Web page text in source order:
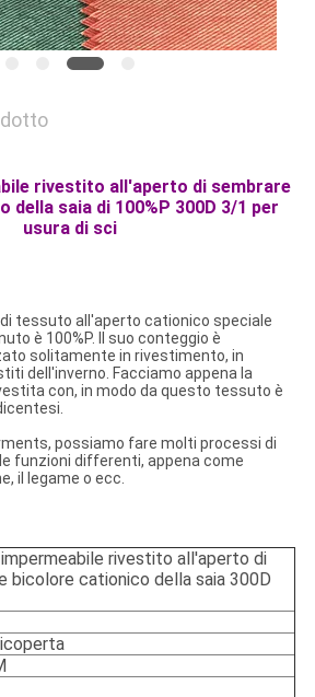
rivestito all'aperto di sembrare
della saia di 100%P 300D 3/1 per
usura di sci
di tessuto all'aperto cationico speciale
è 100%P. Il suo conteggio è
solitamente in rivestimento, in
dell'inverno. Facciamo appena la
con, in modo da questo tessuto è
possiamo fare molti processi di
funzioni differenti, appena come
il legame o ecc.
rivestito all'aperto di
bicolore cationico della saia 300D